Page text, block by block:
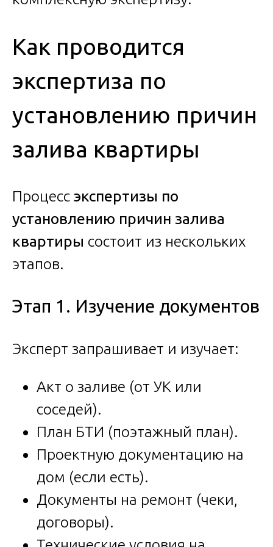
Как проводится
экспертиза по
установлению причин
залива квартиры
Процесс экспертизы по
установлению причин залива
квартиры состоит из нескольких
этапов.
Этап 1. Изучение документов
Эксперт запрашивает и изучает:
Акт о заливе (от УК или
соседей).
План БТИ (поэтажный план).
Проектную документацию на
дом (если есть).
Документы на ремонт (чеки,
договоры).